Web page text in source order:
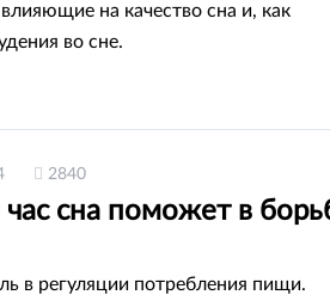
на качество сна и, как
во сне.
2840
сна поможет в
в регуляции потребления пищи.